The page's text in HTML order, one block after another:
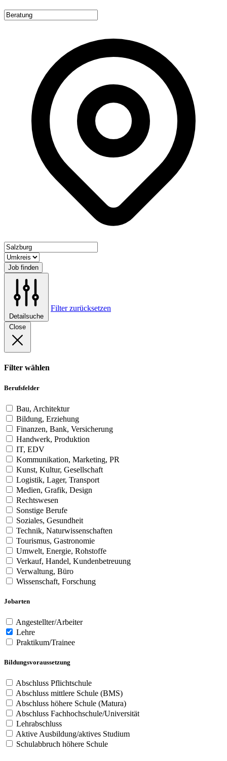
Job finden
Detailsuche
Filter zurücksetzen
Close
Filter wählen
Berufsfelder
Bau, Architektur
Bildung, Erziehung
Finanzen, Bank, Versicherung
Handwerk, Produktion
IT, EDV
Kommunikation, Marketing, PR
Kunst, Kultur, Gesellschaft
Logistik, Lager, Transport
Medien, Grafik, Design
Rechtswesen
Sonstige Berufe
Soziales, Gesundheit
Technik, Naturwissenschaften
Tourismus, Gastronomie
Umwelt, Energie, Rohstoffe
Verkauf, Handel, Kundenbetreuung
Verwaltung, Büro
Wissenschaft, Forschung
Jobarten
Angestellter/Arbeiter
Lehre
Praktikum/Trainee
Bildungsvoraussetzung
Abschluss Pflichtschule
Abschluss mittlere Schule (BMS)
Abschluss höhere Schule (Matura)
Abschluss Fachhochschule/Universität
Lehrabschluss
Aktive Ausbildung/aktives Studium
Schulabbruch höhere Schule